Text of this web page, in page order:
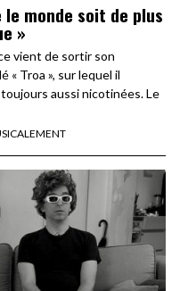
le monde soit de plus
»
vient de sortir son
Troa », sur lequel il
aussi nicotinées. Le